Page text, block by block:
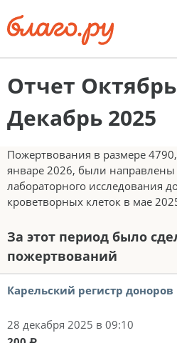
Отчет
Декабрь 2025
Пожертвования в размере
январе 2026, были направлены
лабораторного исследования
кроветворных клеток в мае
За этот период было
пожертвований
Карельский регистр доноров
28 декабря 2025 в 09:10